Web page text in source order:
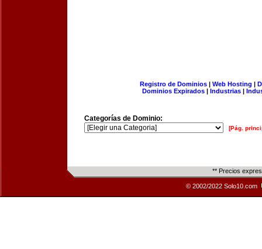
Registro de Dominios| Web Hosting |
Dominios Expirados | Industrias |
Categorías de Dominio:
[Pág.
** Precios
© 2002/2022 Solo10.com